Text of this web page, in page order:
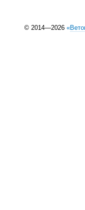
© 2014—2026 «